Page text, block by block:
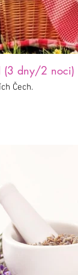
LETNÍ POHODA V TŘEBONI (3 dny/2 noci)
Čech.